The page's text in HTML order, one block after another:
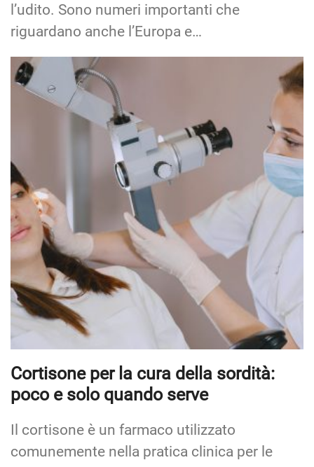
l’udito. Sono numeri importanti che
riguardano anche l’Europa e…
Cortisone per la cura della sordità:
poco e solo quando serve
Il cortisone è un farmaco utilizzato
comunemente nella pratica clinica per le